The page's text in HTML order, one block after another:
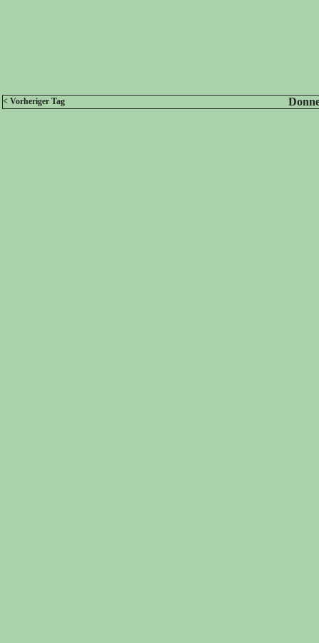
< Vorheriger Tag